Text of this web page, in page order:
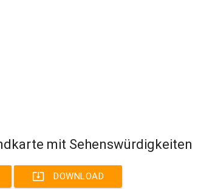
mit Sehenswürdigkeiten
system_update_alt DOWNLOAD